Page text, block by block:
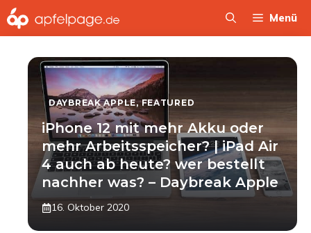
Zum
Inhalt
Menü
DAYBREAK APPLE,FEATURED
iPhone 12 mit mehr Akku oder
mehr Arbeitsspeicher? | iPad Air
4 auch ab heute? wer bestellt
nachher was? – Daybreak Apple
16. Oktober 2020